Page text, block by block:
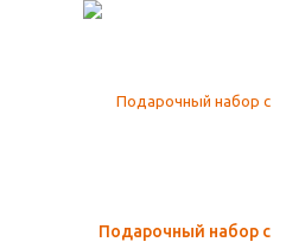
Подарочный набор c